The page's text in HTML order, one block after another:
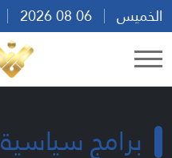
الخميس
12:43
برامج سياسية